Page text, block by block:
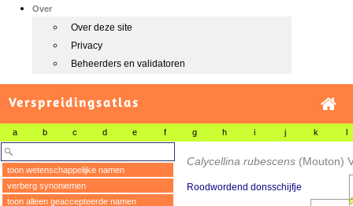
Over
Over deze site
Privacy
Beheerders en validatoren
Verspreidingsatlas
a b c d e f g h i j k l
toon wetenschappelijke namen
verberg synoniemen
toon alleen geaccepteerde namen
Calycellina rubescens (Mouton)
Roodwordend donsschijfje